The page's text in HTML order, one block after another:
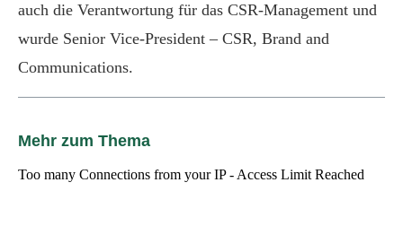
auch die Verantwortung für das CSR-Management und
wurde Senior Vice-President – CSR, Brand and
Communications.
Mehr zum Thema